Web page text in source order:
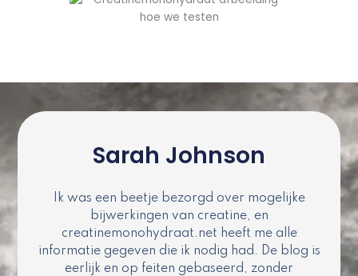
Sarah Johnson
Ik was een beetje bezorgd over mogelijke
bijwerkingen van creatine, en
creatinemonohydraat.net heeft me alle
informatie gegeven die ik nodig had. De blog is
eerlijk en op feiten gebaseerd, zonder